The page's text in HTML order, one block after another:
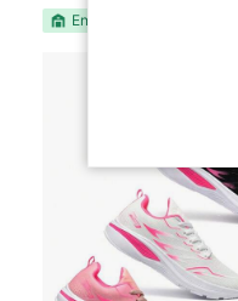
Envio Nacional